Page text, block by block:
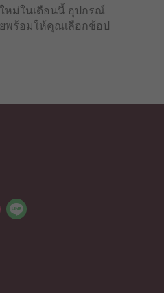
ม่ในเดือนนี้ อุปกรณ์
พร้อมให้คุณเลือกช้อป